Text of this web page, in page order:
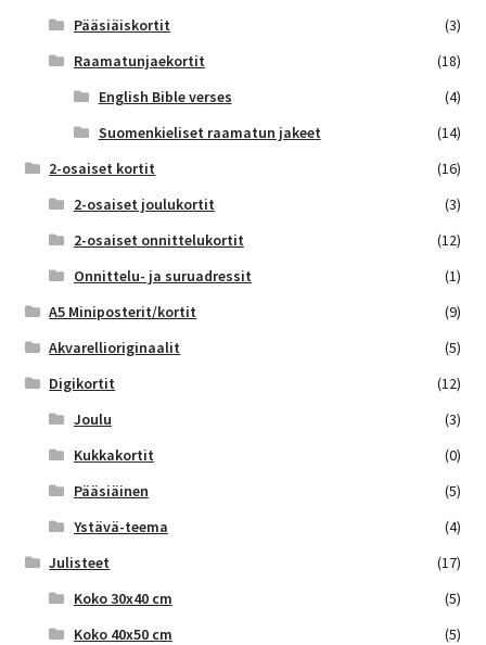
Pääsiäiskortit
(3)
Raamatunjaekortit
(18)
English Bible verses
(4)
Suomenkieliset raamatun jakeet
(14)
2-osaiset kortit
(16)
2-osaiset joulukortit
(3)
2-osaiset onnittelukortit
(12)
Onnittelu- ja suruadressit
(1)
A5 Miniposterit/kortit
(9)
Akvarellioriginaalit
(5)
Digikortit
(12)
Joulu
(3)
Kukkakortit
(0)
Pääsiäinen
(5)
Ystävä-teema
(4)
Julisteet
(17)
Koko 30x40 cm
(5)
Koko 40x50 cm
(5)